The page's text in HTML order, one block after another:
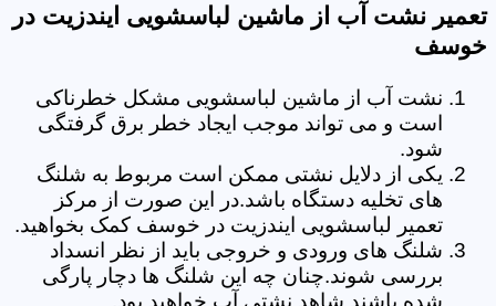
تعمیر نشت آب از ماشین لباسشویی ایندزیت در
خوسف
نشت آب از ماشین لباسشویی مشکل خطرناکی
است و می تواند موجب ایجاد خطر برق گرفتگی
شود.
یکی از دلایل نشتی ممکن است مربوط به شلنگ
های تخلیه دستگاه باشد.در این صورت از مرکز
تعمیر لباسشویی ایندزیت در خوسف کمک بخواهید.
شلنگ های ورودی و خروجی باید از نظر انسداد
بررسی شوند.چنان چه این شلنگ ها دچار پارگی
شده باشند شاهد نشتی آب خواهید بود.